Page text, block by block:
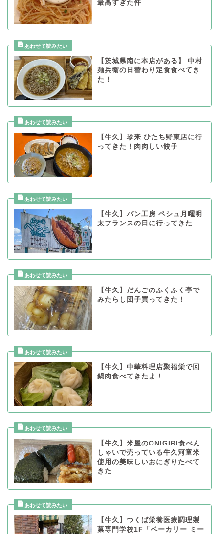
最高すぎた件
【茨城県南に本店がある】 中村
麺兵衛の日替わり定食食べてき
た！
【牛久】珍来 ひたち野東店に行
ってきた！肉肉しい餃子
【牛久】パン工房 ペシュ月曜明
太フランスの日に行ってきた
【牛久】だんごのふくふく亭で
みたらし団子買ってきた！
【牛久】中華料理店聚福栄で回
鍋肉食べてきたよ！
【牛久】米屋のONIGIRI食べん
しゃいで売っている牛久河童米
使用の美味しいおにぎりたべて
きた
【牛久】つくば栄養医療調理製
菓専門学校1F「ベーカリー ミー